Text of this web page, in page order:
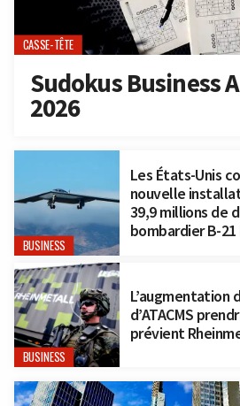
CASSE-TÊTE
Sudokus Business
2026
BUSINESS
Les États-Unis
nouvelle
39,9 millions de
bombardier B-21
BUSINESS
L’augmentation
d’ATACMS
prévient